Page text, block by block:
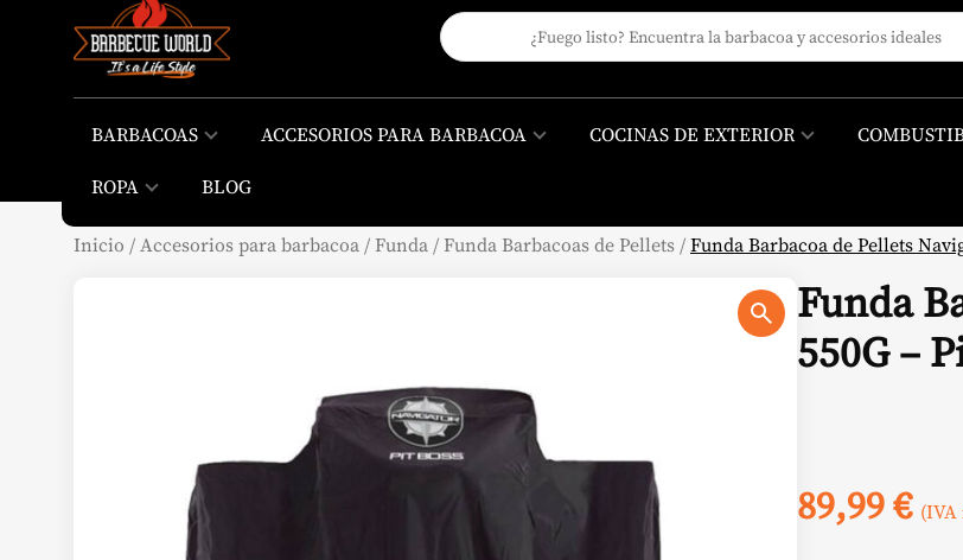
BARBACOAS ACCESORIOS PARA BARBACOA COCINAS DE EXTERIOR
ROPA
BLOG
Inicio /Accesorios para barbacoa /Funda /Funda Barbacoas de Pellets /Funda Barbacoa de Pellets
Funda
550G –
89,99€